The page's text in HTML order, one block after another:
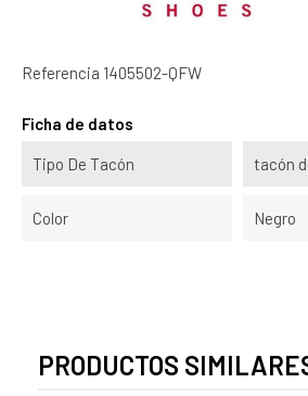
Referencia 1405502-QFW
Ficha de datos
Tipo De Tacón tacón
Color Negro
PRODUCTOS